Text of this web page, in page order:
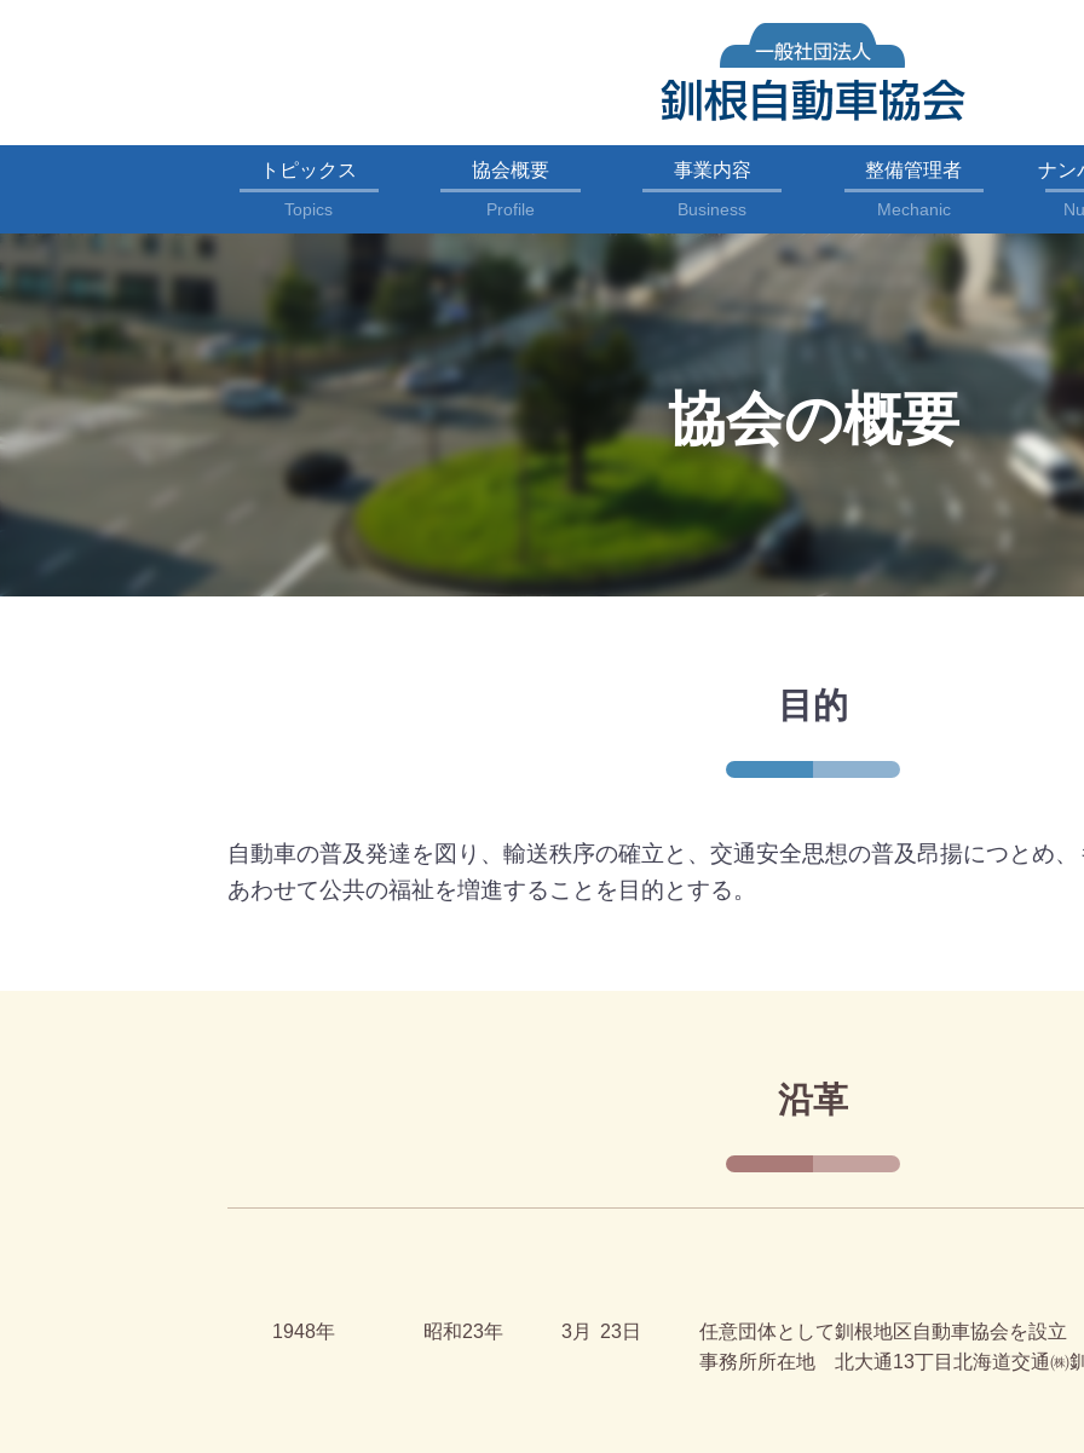
トピックス
Topics
協会概要
Profile
事業内容
Business
整備管理者
Mechanic
ナン
協会の概要
目的
自動車の普及発達を図り、輸送秩序の確立と、交通安全思想の普及昂揚につとめ
あわせて公共の福祉を増進することを目的とする。
沿革
1948年 昭和23年 3月 23日
任意団体として釧根地区自動車協会を設立
事務所所在地 北大通13丁目北海道交通㈱